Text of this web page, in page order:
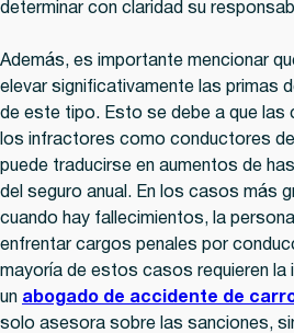
determinar con claridad su
Además, es importante mencionar
elevar significativamente las primas
de este tipo. Esto se debe a que las
los infractores como conductores
puede traducirse en aumentos de
del seguro anual. En los casos más
cuando hay fallecimientos, la
enfrentar cargos penales por
mayoría de estos casos requieren la
un abogado de accidente de
solo asesora sobre las sanciones,